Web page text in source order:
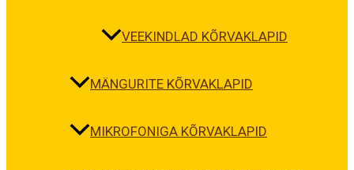
VEEKINDLAD KÕRVAKLAPID
MÄNGURITE KÕRVAKLAPID
MIKROFONIGA KÕRVAKLAPID